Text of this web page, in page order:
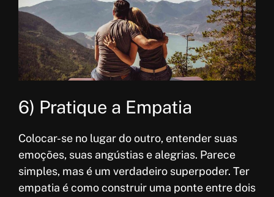
6) Pratique a Empatia
Colocar-se no lugar do outro, entender suas
emoções, suas angústias e alegrias. Parece
simples, mas é um verdadeiro superpoder. Ter
empatia é como construir uma ponte entre dois